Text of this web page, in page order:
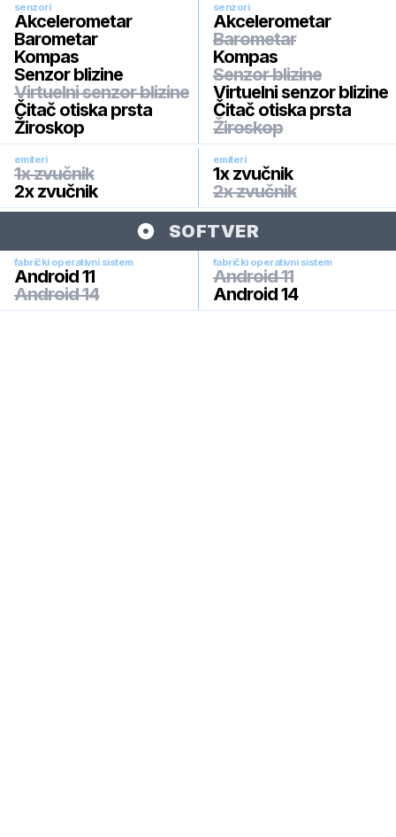
senzori
Akcelerometar
Barometar
Kompas
Senzor blizine
Virtuelni senzor blizine
Čitač otiska prsta
Žiroskop
senzori
Akcelerometar
Barometar
Kompas
Senzor blizine
Virtuelni senzor blizine
Čitač otiska prsta
Žiroskop
emiteri
1x zvučnik
2x zvučnik
emiteri
1x zvučnik
2x zvučnik
SOFTVER
fabrički operativni sistem
Android 11
Android 14
fabrički operativni sistem
Android 11
Android 14